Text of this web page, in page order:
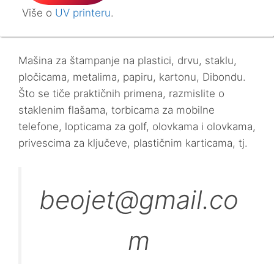
Više o UV printeru.
Mašina za štampanje na plastici, drvu, staklu,
pločicama, metalima, papiru, kartonu, Dibondu.
Što se tiče praktičnih primena, razmislite o
staklenim flašama, torbicama za mobilne
telefone, lopticama za golf, olovkama i olovkama,
privescima za ključeve, plastičnim karticama, tj.
beojet@gmail.co
m